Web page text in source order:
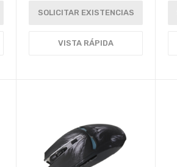
SOLICITAR EXISTENCIAS
VISTA RÁPIDA